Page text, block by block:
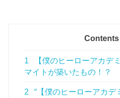
Contents
1
【僕のヒーローアカデ
マイトが築いたもの！？
2
“【僕のヒーローアカ